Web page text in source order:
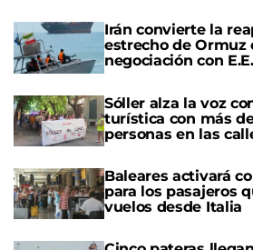
Irán convierte la
estrecho de Ormuz
negociación con
Sóller alza la voz
turística con más
personas en las
Baleares activará
para los pasajeros
vuelos desde Italia